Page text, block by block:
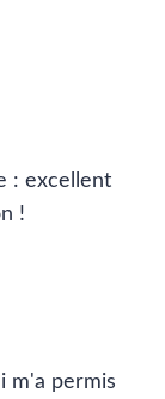
: excellent
!
m'a permis